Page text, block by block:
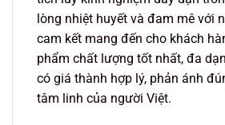
lòng nhiệt huyết và đam mê với
cam kết mang đến cho khách
phẩm chất lượng tốt nhất, đa
có giá thành hợp lý, phản ánh
tâm linh của người Việt.